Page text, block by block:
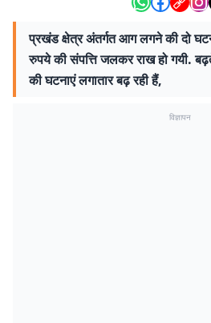
प्रखंड क्षेत्र अंतर्गत आग लगने की दो
रुपये की संपत्ति जलकर राख हो गयी.
की घटनाएं लगातार बढ़ रही हैं,
विज्ञापन